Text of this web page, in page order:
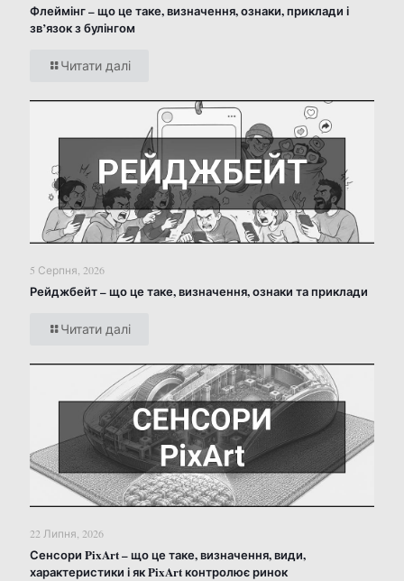
Флеймінг – що це таке, визначення, ознаки, приклади і
зв’язок з булінгом
Читати далі
5 Серпня, 2026
Рейджбейт – що це таке, визначення, ознаки та приклади
Читати далі
22 Липня, 2026
Сенсори PixArt – що це таке, визначення, види,
характеристики і як PixArt контролює ринок